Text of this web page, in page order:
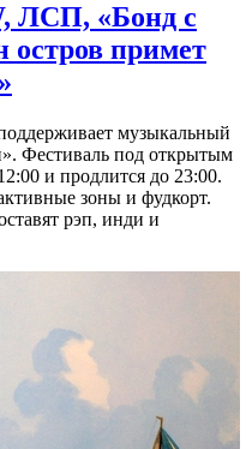
ЛСП, «Бонд с
остров примет
музыкальный
Фестиваль под открытым
и продлится до 23:00.
зоны и фудкорт.
рэп, инди и